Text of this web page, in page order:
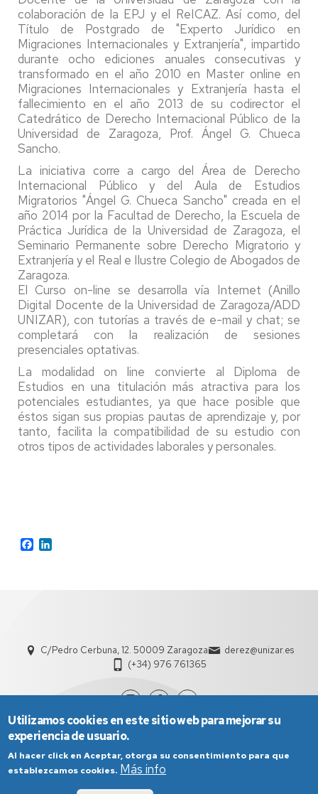
colaboración de la EPJ y el ReICAZ. Así como, del
Título de Postgrado de "Experto Jurídico en
Migraciones Internacionales y Extranjería", impartido
durante ocho ediciones anuales consecutivas y
transformado en el año 2010 en Master online en
Migraciones Internacionales y Extranjería hasta el
fallecimiento en el año 2013 de su codirector el
Catedrático de Derecho Internacional Público de la
Universidad de Zaragoza, Prof. Ángel G. Chueca
Sancho.
La iniciativa corre a cargo del Área de Derecho
Internacional Público y del Aula de Estudios
Migratorios "Ángel G. Chueca Sancho" creada en el
año 2014 por la Facultad de Derecho, la Escuela de
Práctica Jurídica de la Universidad de Zaragoza, el
Seminario Permanente sobre Derecho Migratorio y
Extranjería y el Real e Ilustre Colegio de Abogados de
Zaragoza.
El Curso on-line se desarrolla vía Internet (Anillo
Digital Docente de la Universidad de Zaragoza/ADD
UNIZAR), con tutorías a través de e-mail y chat; se
completará con la realización de sesiones
presenciales optativas.
La modalidad on line convierte al Diploma de
Estudios en una titulación más atractiva para los
potenciales estudiantes, ya que hace posible que
éstos sigan sus propias pautas de aprendizaje y, por
tanto, facilita la compatibilidad de su estudio con
otros tipos de actividades laborales y personales.
Facebook
C/Pedro Cerbuna, 12. 50009 Zaragoza
derez@unizar.es
(+34) 976 761365
Utilizamos cookies en este sitio web para mejorar su
experiencia de usuario.
Al hacer click en Aceptar, otorga su consentimiento para que
establezcamos cookies. Más info